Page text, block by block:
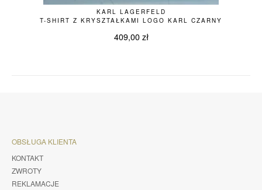
KARL LAGERFELD
T-SHIRT Z KRYSZTAŁKAMI LOGO KARL CZARNY
409,00 zł
OBSŁUGA KLIENTA
KONTAKT
ZWROTY
REKLAMACJE